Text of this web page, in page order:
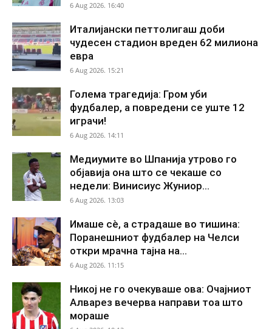
6 Aug 2026. 16:40
Италијански петтолигаш доби
чудесен стадион вреден 62 милиона
евра
6 Aug 2026. 15:21
Голема трагедија: Гром уби
фудбалер, а повредени се уште 12
играчи!
6 Aug 2026. 14:11
Медиумите во Шпанија утрово го
објавија она што се чекаше со
недели: Винисиус Жуниор...
6 Aug 2026. 13:03
Имаше сè, а страдаше во тишина:
Поранешниот фудбалер на Челси
откри мрачна тајна на...
6 Aug 2026. 11:15
Никој не го очекуваше ова: Очајниот
Алварез вечерва направи тоа што
мораше